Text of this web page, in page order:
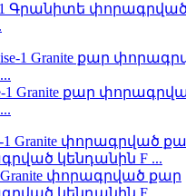
Գրանիտե
1 Granite քար
Granite փորագրված քար